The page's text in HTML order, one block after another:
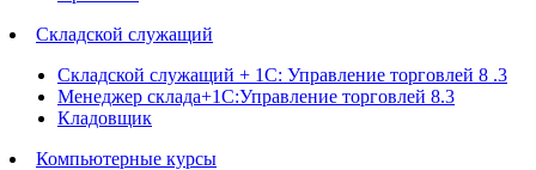
Складской служащий
Складской служащий + 1С: Управление торговлей 8 .3
Менеджер склада+1С:Управление торговлей 8.3
Кладовщик
Компьютерные курсы